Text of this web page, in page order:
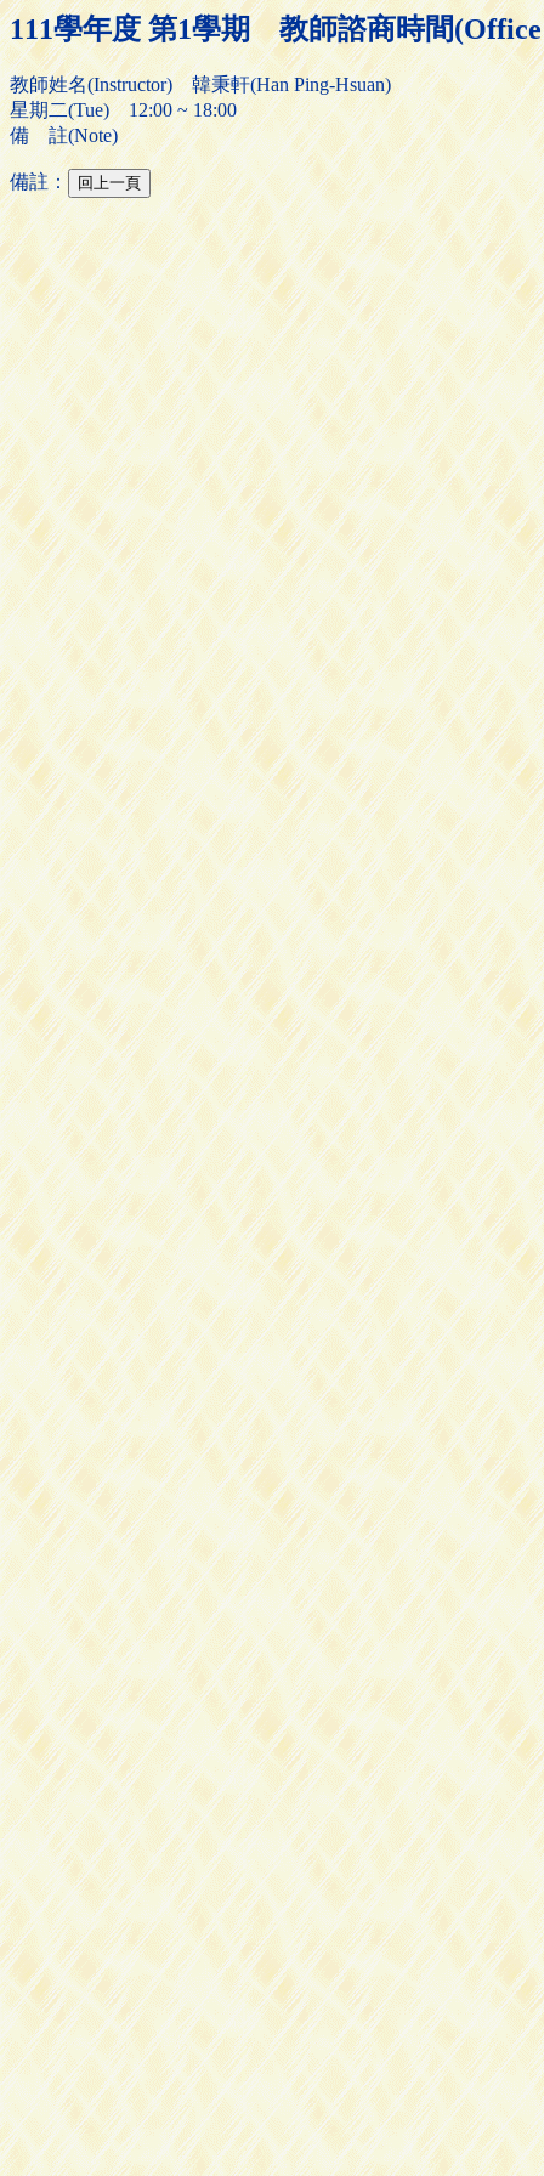
111學年度 第1學期 教師諮商時間
教師姓名(Instructor) 韓秉軒(Han Ping-Hsuan)
星期二(Tue) 12:00 ~ 18:00
備 註(Note)
備註：